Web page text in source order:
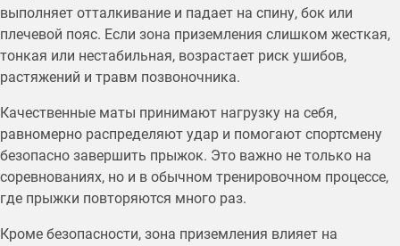
выполняет отталкивание и падает на спину, бок или
плечевой пояс. Если зона приземления слишком жесткая,
тонкая или нестабильная, возрастает риск ушибов,
растяжений и травм позвоночника.
Качественные маты принимают нагрузку на себя,
равномерно распределяют удар и помогают спортсмену
безопасно завершить прыжок. Это важно не только на
соревнованиях, но и в обычном тренировочном процессе,
где прыжки повторяются много раз.
Кроме безопасности, зона приземления влияет на